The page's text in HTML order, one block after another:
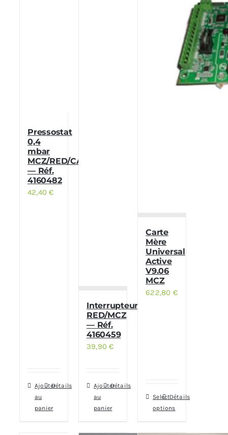
Pressostat
0,4
mbar
MCZ/RED/CADEL
— Réf.
4160482
42,40€
Ajouter
au
panier
Détails
Interrupteur
RED/MCZ
— Réf.
4160459
39,90€
Ajouter
au
panier
Détails
Carte
Mère
Universal
Active
V9.06
MCZ
622,80 €
Select
options
Détails